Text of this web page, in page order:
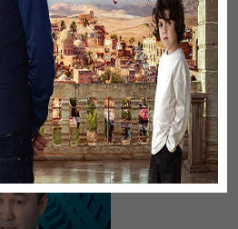
жалақы көтеруді талап етті